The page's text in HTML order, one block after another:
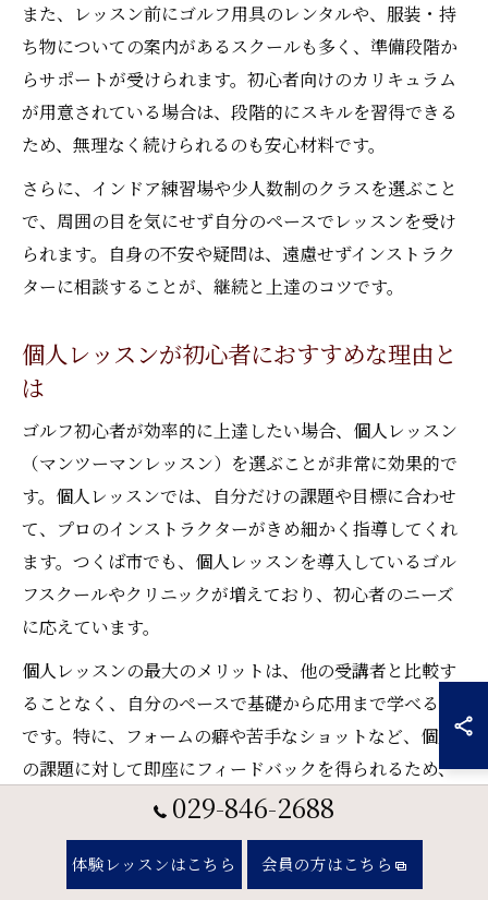
また、レッスン前にゴルフ用具のレンタルや、服装・持
ち物についての案内があるスクールも多く、準備段階か
らサポートが受けられます。初心者向けのカリキュラム
が用意されている場合は、段階的にスキルを習得できる
ため、無理なく続けられるのも安心材料です。
さらに、インドア練習場や少人数制のクラスを選ぶこと
で、周囲の目を気にせず自分のペースでレッスンを受け
られます。自身の不安や疑問は、遠慮せずインストラク
ターに相談することが、継続と上達のコツです。
個人レッスンが初心者におすすめな理由と
は
ゴルフ初心者が効率的に上達したい場合、個人レッスン
（マンツーマンレッスン）を選ぶことが非常に効果的で
す。個人レッスンでは、自分だけの課題や目標に合わせ
て、プロのインストラクターがきめ細かく指導してくれ
ます。つくば市でも、個人レッスンを導入しているゴル
フスクールやクリニックが増えており、初心者のニーズ
に応えています。
個人レッスンの最大のメリットは、他の受講者と比較す
ることなく、自分のペースで基礎から応用まで学べる点
です。特に、フォームの癖や苦手なショットなど、個別
の課題に対して即座にフィードバックを得られるため、
短期間での上達を実感しやすいです。
加えて、初心者が陥りやすい失敗例やつまづきポイント
も、マンツーマンならじっくりと指導してもらえるた
029-846-2688
体験レッスンはこちら 会員の方はこちら